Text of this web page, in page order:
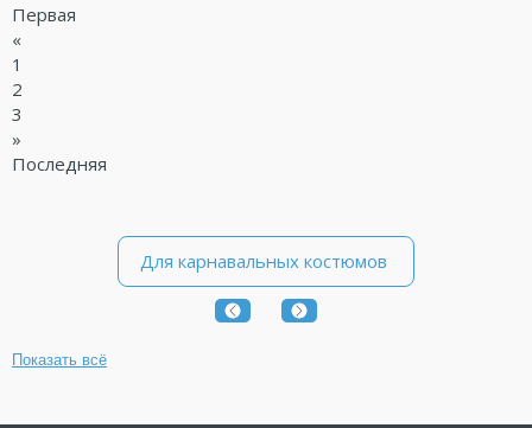
Первая
«
1
2
3
»
Последняя
Для карнавальных костюмов
Показать всё